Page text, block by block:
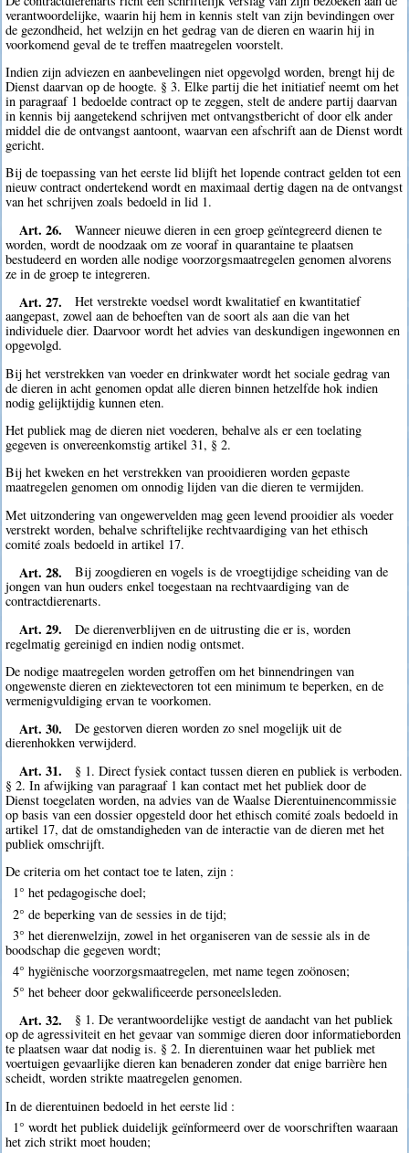
verantwoordelijke, waarin hij hem in kennis stelt van zijn bevindingen over
de gezondheid, het welzijn en het gedrag van de dieren en waarin hij in
voorkomend geval de te treffen maatregelen voorstelt.
Indien zijn adviezen en aanbevelingen niet opgevolgd worden, brengt hij de
Dienst daarvan op de hoogte. § 3. Elke partij die het initiatief neemt om het
in paragraaf 1 bedoelde contract op te zeggen, stelt de andere partij daarvan
in kennis bij aangetekend schrijven met ontvangstbericht of door elk ander
middel die de ontvangst aantoont, waarvan een afschrift aan de Dienst wordt
gericht.
Bij de toepassing van het eerste lid blijft het lopende contract gelden tot een
nieuw contract ondertekend wordt en maximaal dertig dagen na de ontvangst
van het schrijven zoals bedoeld in lid 1.
Art. 26.
Wanneer nieuwe dieren in een groep geïntegreerd dienen te
worden, wordt de noodzaak om ze vooraf in quarantaine te plaatsen
bestudeerd en worden alle nodige voorzorgsmaatregelen genomen alvorens
ze in de groep te integreren.
Art. 27.
Het verstrekte voedsel wordt kwalitatief en kwantitatief
aangepast, zowel aan de behoeften van de soort als aan die van het
individuele dier. Daarvoor wordt het advies van deskundigen ingewonnen en
opgevolgd.
Bij het verstrekken van voeder en drinkwater wordt het sociale gedrag van
de dieren in acht genomen opdat alle dieren binnen hetzelfde hok indien
nodig gelijktijdig kunnen eten.
Het publiek mag de dieren niet voederen, behalve als er een toelating
gegeven is onvereenkomstig artikel 31, § 2.
Bij het kweken en het verstrekken van prooidieren worden gepaste
maatregelen genomen om onnodig lijden van die dieren te vermijden.
Met uitzondering van ongewervelden mag geen levend prooidier als voeder
verstrekt worden, behalve schriftelijke rechtvaardiging van het ethisch
comité zoals bedoeld in artikel 17.
Art. 28.
Bij zoogdieren en vogels is de vroegtijdige scheiding van de
jongen van hun ouders enkel toegestaan na rechtvaardiging van de
contractdierenarts.
Art. 29.
De dierenverblijven en de uitrusting die er is, worden
regelmatig gereinigd en indien nodig ontsmet.
De nodige maatregelen worden getroffen om het binnendringen van
ongewenste dieren en ziektevectoren tot een minimum te beperken, en de
vermenigvuldiging ervan te voorkomen.
Art. 30.
De gestorven dieren worden zo snel mogelijk uit de
dierenhokken verwijderd.
Art. 31.
§ 1. Direct fysiek contact tussen dieren en publiek is verboden.
§ 2. In afwijking van paragraaf 1 kan contact met het publiek door de
Dienst toegelaten worden, na advies van de Waalse Dierentuinencommissie
op basis van een dossier opgesteld door het ethisch comité zoals bedoeld in
artikel 17, dat de omstandigheden van de interactie van de dieren met het
publiek omschrijft.
De criteria om het contact toe te laten, zijn :
1° het pedagogische doel;
2° de beperking van de sessies in de tijd;
3° het dierenwelzijn, zowel in het organiseren van de sessie als in de
boodschap die gegeven wordt;
4° hygiënische voorzorgsmaatregelen, met name tegen zoönosen;
5° het beheer door gekwalificeerde personeelsleden.
Art. 32.
§ 1. De verantwoordelijke vestigt de aandacht van het publiek
op de agressiviteit en het gevaar van sommige dieren door informatieborden
te plaatsen waar dat nodig is. § 2. In dierentuinen waar het publiek met
voertuigen gevaarlijke dieren kan benaderen zonder dat enige barrière hen
scheidt, worden strikte maatregelen genomen.
In de dierentuinen bedoeld in het eerste lid :
1° wordt het publiek duidelijk geïnformeerd over de voorschriften waaraan
het zich strikt moet houden;